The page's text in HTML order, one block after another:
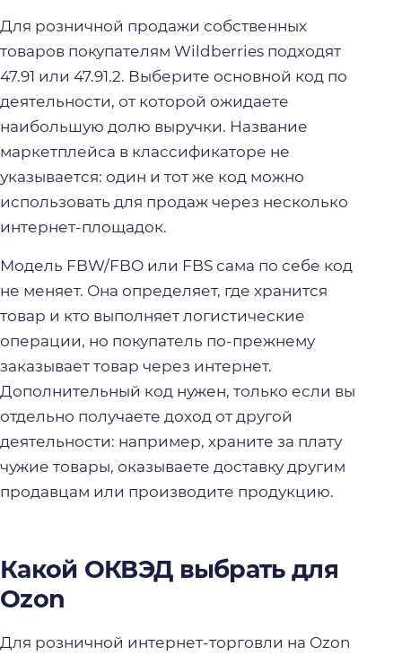
Для розничной продажи собственных
товаров покупателям Wildberries подходят
47.91 или 47.91.2. Выберите основной код по
деятельности, от которой ожидаете
наибольшую долю выручки. Название
маркетплейса в классификаторе не
указывается: один и тот же код можно
использовать для продаж через несколько
интернет-площадок.
Модель FBW/FBO или FBS сама по себе код
не меняет. Она определяет, где хранится
товар и кто выполняет логистические
операции, но покупатель по-прежнему
заказывает товар через интернет.
Дополнительный код нужен, только если вы
отдельно получаете доход от другой
деятельности: например, храните за плату
чужие товары, оказываете доставку другим
продавцам или производите продукцию.
Какой ОКВЭД выбрать для
Ozon
Для розничной интернет-торговли на Ozon